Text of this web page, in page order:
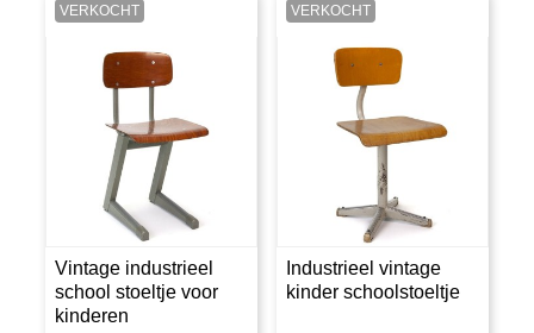
VERKOCHT
Vintage industrieel
school stoeltje voor
kinderen
VERKOCHT
Industrieel vintage
kinder schoolstoeltje